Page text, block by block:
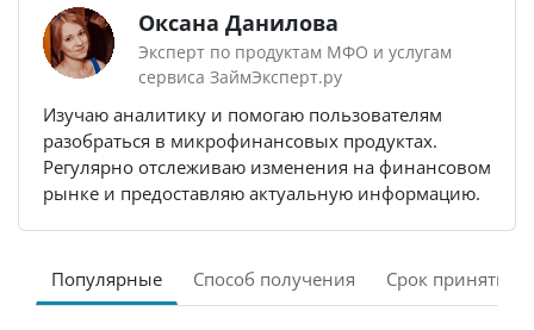
Оксана Данилова
Эксперт по продуктам МФО и услугам
сервиса ЗаймЭксперт.ру
Изучаю аналитику и помогаю пользователям
разобраться в микрофинансовых продуктах.
Регулярно отслеживаю изменения на финансовом
рынке и предоставляю актуальную информацию.
Популярные Способ получения Срок принятия